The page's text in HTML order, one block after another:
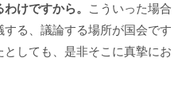
けですから。
こういった場合
る、議論する場所が国会です
しても、是非そこに真摯にお